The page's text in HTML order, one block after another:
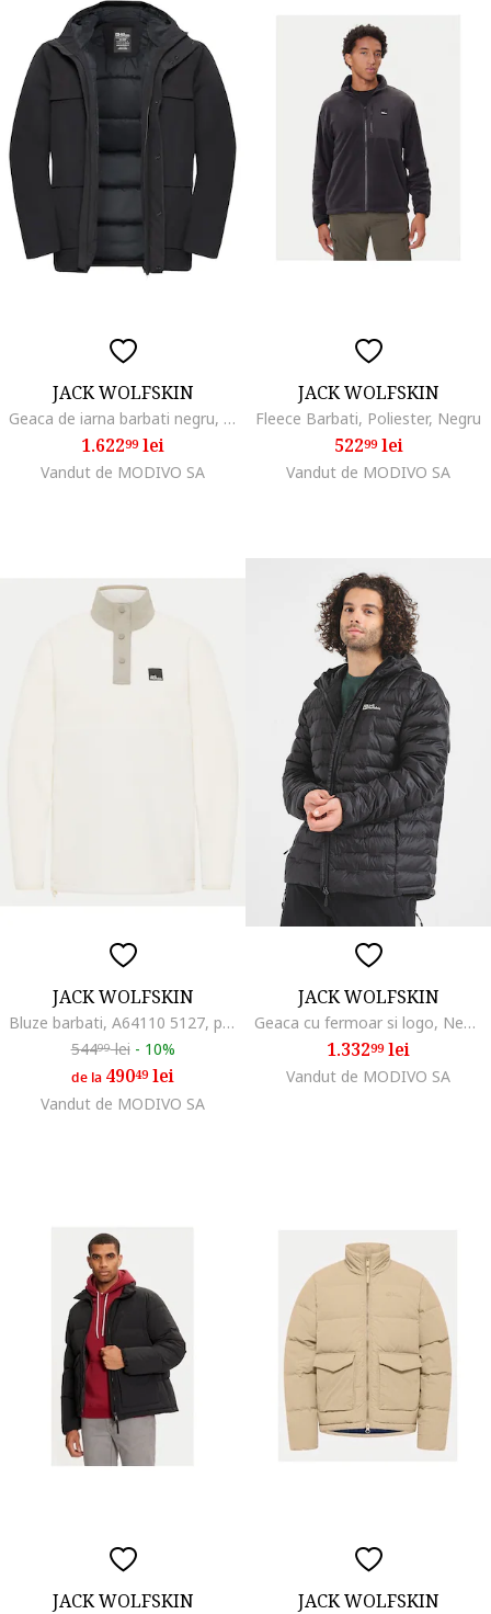
JACK WOLFSKIN
Geaca de iarna barbati negru, fabricata din materiale rezistente
1.62299lei
Vandut de MODIVO SA
JACK WOLFSKIN
Fleece Barbati, Poliester, Negru
52299lei
Vandut de MODIVO SA
JACK WOLFSKIN
Bluze barbati, A64110 5127, poliester/poliamida, crem
54499lei - 10%
de la 49049lei
Vandut de MODIVO SA
JACK WOLFSKIN
Geaca cu fermoar si logo, Negru
1.33299lei
Vandut de MODIVO SA
JACK WOLFSKIN JACK WOLFSKIN